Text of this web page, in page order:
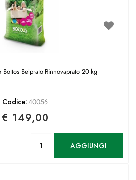
Bottos Belprato Rinnovaprato 20 kg
Codice:40056
€ 149,00
AGGIUNGI